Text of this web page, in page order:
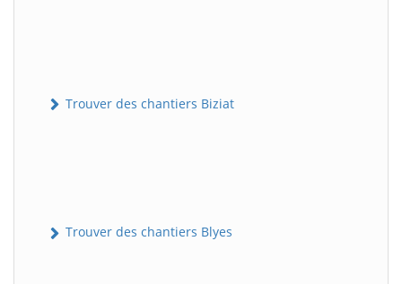
Trouver des chantiers Biziat
Trouver des chantiers Blyes